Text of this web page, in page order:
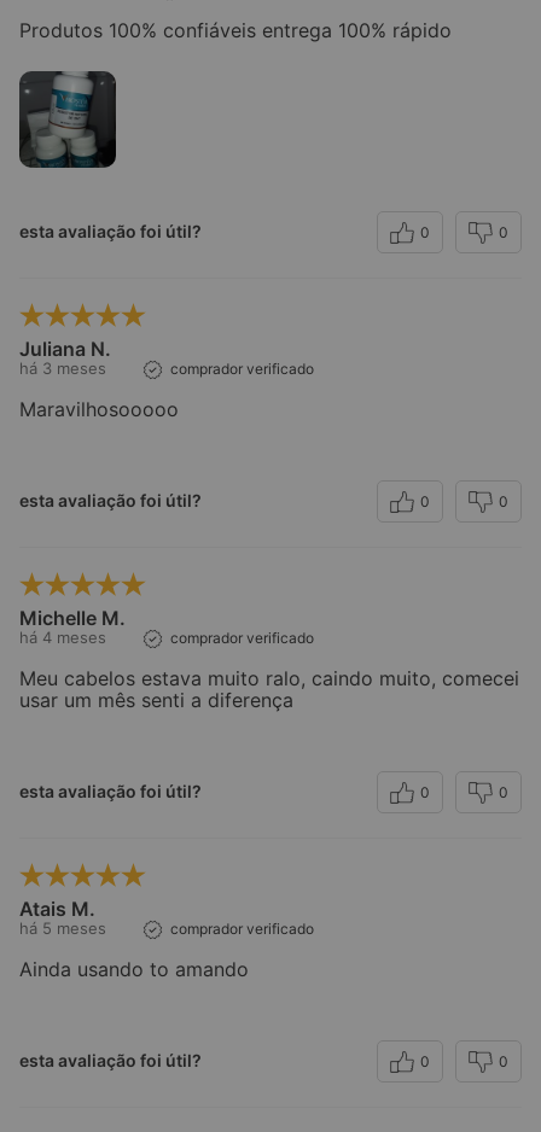
Produtos 100% confiáveis entrega 100% rápido
esta avaliação foi útil? 0 0
Juliana N.
há 3 meses comprador verificado
Maravilhosooooo
esta avaliação foi útil? 0 0
Michelle M.
há 4 meses comprador verificado
Meu cabelos estava muito ralo, caindo muito, comecei
usar um mês senti a diferença
esta avaliação foi útil? 0 0
Atais M.
há 5 meses comprador verificado
Ainda usando to amando
esta avaliação foi útil? 0 0